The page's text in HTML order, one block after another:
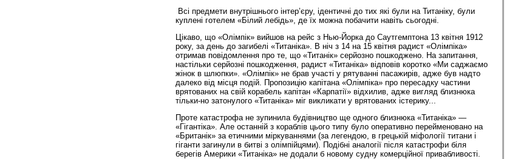
Всі предмети внутрішнього інтер’єру, ідентичні до тих які були на Титаніку, були
куплені готелем «Білий лебідь», де їх можна побачити навіть сьогодні.
Цікаво, що «Олімпік» вийшов на рейс з Нью-Йорка до Саутгемптона 13 квітня 1912
року, за день до загибелі «Титаніка». В ніч з 14 на 15 квітня радист «Олімпіка»
отримав повідомлення про те, що «Титанік» серйозно пошкоджено. На запитання,
настільки серйозні пошкодження, радист «Титаніка» відповів коротко «Ми саджаємо
жінок в шлюпки». «Олімпік» не брав участі у рятуванні пасажирів, адже був надто
далеко від місця подій. Пропозицію капітана «Олімпіка» про пересадку частини
врятованих на свій корабель капітан «Карпатії» відхилив, адже вигляд близнюка
тільки-но затонулого «Титаніка» міг викликати у врятованих істерику...
Проте катастрофа не зупинила будівництво ще одного близнюка «Титаніка» —
«Гігантіка». Але останній з кораблів цього типу було оперативно перейменовано на
«Британік» за етичними міркуваннями (за легендою, в грецькій міфології титани і
гіганти загинули в битві з олімпійцями). Подібні аналогії після катастрофи біля
берегів Америки «Титаніка» не додали б новому судну комерційної привабливості.